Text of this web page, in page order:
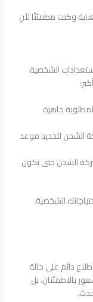
وكنت مطمئنًا لأن
الشخصية.
جاهزة
الشحن لتحديد موعد
الشحن حتى تكون
الشخصية،
دائم على حالة
بالاطمئنان، بل